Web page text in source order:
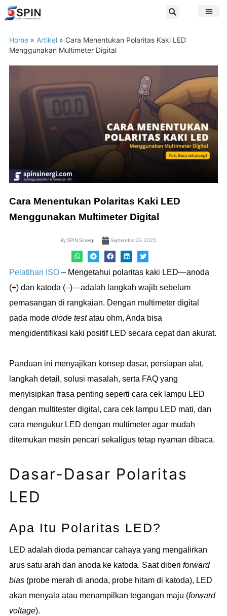
Home » Artikel » Cara Menentukan Polaritas Kaki LED
Menggunakan Multimeter Digital
Cara Menentukan Polaritas Kaki LED
Menggunakan Multimeter Digital
BySPIN Sinergi September 23, 2025
Pelatihan ISO – Mengetahui polaritas kaki LED—anoda
(+) dan katoda (–)—adalah langkah wajib sebelum
pemasangan di rangkaian. Dengan multimeter digital
pada mode diode testatau ohm, Anda bisa
mengidentifikasi kaki positif LED secara cepat dan akurat.
Panduan ini menyajikan konsep dasar, persiapan alat,
langkah detail, solusi masalah, serta FAQ yang
menyisipkan frasa penting seperti cara cek lampu LED
dengan multitester digital, cara cek lampu LED mati, dan
cara mengukur LED dengan multimeter agar mudah
ditemukan mesin pencari sekaligus tetap nyaman dibaca.
Dasar-Dasar Polaritas
LED
Apa Itu Polaritas LED?
LED adalah dioda pemancar cahaya yang mengalirkan
arus satu arah dari anoda ke katoda. Saat diberi forward
bias (probe merah di anoda, probe hitam di katoda), LED
akan menyala atau menampilkan tegangan maju (forward
voltage).